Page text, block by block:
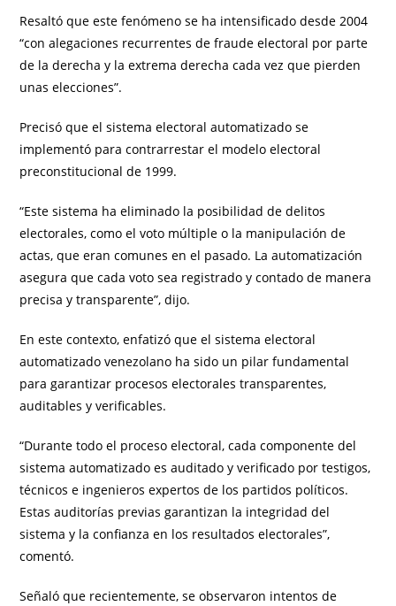
Resaltó que este fenómeno se ha intensificado desde 2004
“con alegaciones recurrentes de fraude electoral por parte
de la derecha y la extrema derecha cada vez que pierden
unas elecciones”.
Precisó que el sistema electoral automatizado se
implementó para contrarrestar el modelo electoral
preconstitucional de 1999.
“Este sistema ha eliminado la posibilidad de delitos
electorales, como el voto múltiple o la manipulación de
actas, que eran comunes en el pasado. La automatización
asegura que cada voto sea registrado y contado de manera
precisa y transparente”, dijo.
En este contexto, enfatizó que el sistema electoral
automatizado venezolano ha sido un pilar fundamental
para garantizar procesos electorales transparentes,
auditables y verificables.
“Durante todo el proceso electoral, cada componente del
sistema automatizado es auditado y verificado por testigos,
técnicos e ingenieros expertos de los partidos políticos.
Estas auditorías previas garantizan la integridad del
sistema y la confianza en los resultados electorales”,
comentó.
Señaló que recientemente, se observaron intentos de